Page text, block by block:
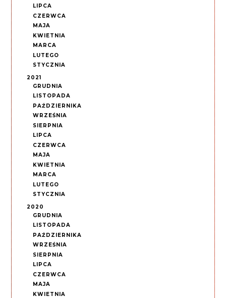
LIPCA
CZERWCA
MAJA
KWIETNIA
MARCA
LUTEGO
STYCZNIA
2021
GRUDNIA
LISTOPADA
PAŹDZIERNIKA
WRZEŚNIA
SIERPNIA
LIPCA
CZERWCA
MAJA
KWIETNIA
MARCA
LUTEGO
STYCZNIA
2020
GRUDNIA
LISTOPADA
PAŹDZIERNIKA
WRZEŚNIA
SIERPNIA
LIPCA
CZERWCA
MAJA
KWIETNIA